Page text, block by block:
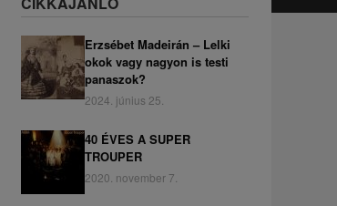
Erzsébet Madeirán – Lelki
okok vagy nagyon is testi
panaszok?
2024. június 25.
40 ÉVES A SUPER
TROUPER
2020. november 7.